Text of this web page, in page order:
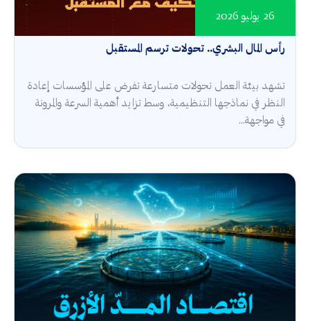
رأس المال البشري.. تحولات ترسم المستقبل
26 يوليو 2026
تشهد بيئة العمل تحولات متسارعة تفرض على المؤسسات إعادة
النظر في نماذجها التنظيمية، وسط تزايد أهمية السرعة والمرونة
في مواجهة...